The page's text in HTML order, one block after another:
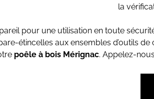
la
pour une utilisation en toute
étincelles aux ensembles d’outils
poêle à bois Mérignac. Appelez-